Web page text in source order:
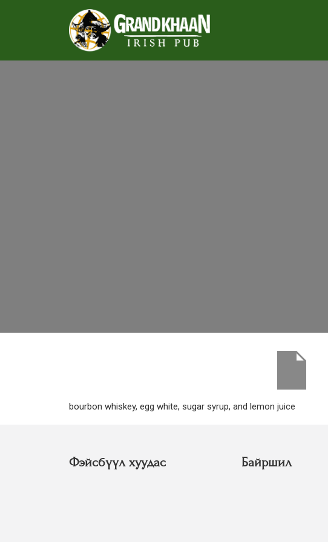
bourbon whiskey, egg white, sugar syrup, and lemon juice
Фэйсбүүл хуудас Байршил